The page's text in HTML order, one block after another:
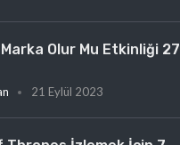
Olur Mu Etkinliği 27
21 Eylül 2023